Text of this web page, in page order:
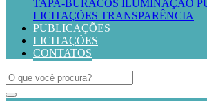
TAPA-BURACOS ILUMINAÇÃO
LICITAÇÕES TRANSPARÊNCIA
PUBLICAÇÕES
LICITAÇÕES
CONTATOS